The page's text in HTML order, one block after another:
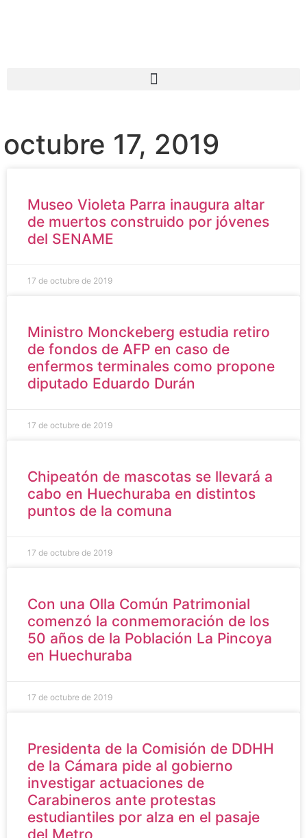
octubre 17, 2019
Museo Violeta Parra inaugura altar
de muertos construido por jóvenes
del SENAME
17 de octubre de 2019
Ministro Monckeberg estudia retiro
de fondos de AFP en caso de
enfermos terminales como propone
diputado Eduardo Durán
17 de octubre de 2019
Chipeatón de mascotas se llevará a
cabo en Huechuraba en distintos
puntos de la comuna
17 de octubre de 2019
Con una Olla Común Patrimonial
comenzó la conmemoración de los
50 años de la Población La Pincoya
en Huechuraba
17 de octubre de 2019
Presidenta de la Comisión de DDHH
de la Cámara pide al gobierno
investigar actuaciones de
Carabineros ante protestas
estudiantiles por alza en el pasaje
del Metro